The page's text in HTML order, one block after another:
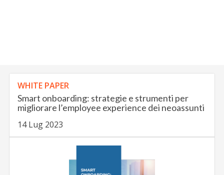
WHITE PAPER
Smart onboarding: strategie e strumenti per
migliorare l’employee experience dei neoassunti
14 Lug 2023